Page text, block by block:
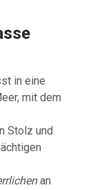
in eine
mit dem
Stolz und
an